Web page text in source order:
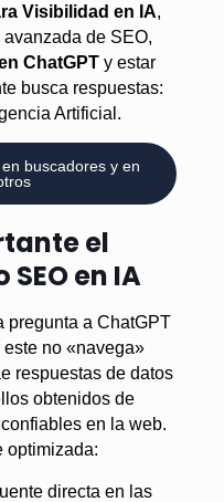
Visibilidad en IA,
de SEO,
ChatGPT y estar
busca respuestas:
Artificial.
buscadores y en
el
en IA
pregunta a ChatGPT
no «navega»
respuestas de datos
obtenidos de
en la web.
optimizada:
directa en las